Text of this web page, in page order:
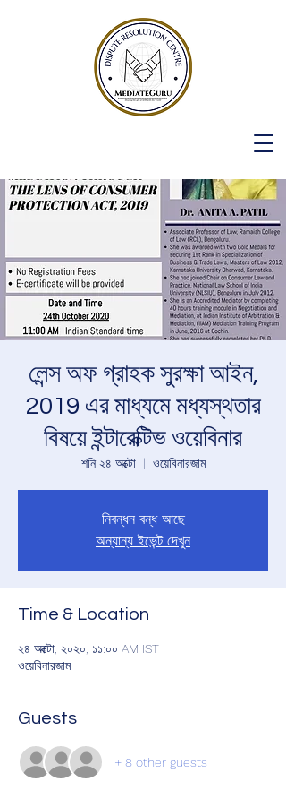
লেন্স অফ গ্রাহক সুরক্ষা আইন,
2019 এর মাধ্যমে মধ্যস্থতার
বিষয়ে ইন্টারেক্টিভ ওয়েবিনার
শনি ২৪ অক্টো
  |
ওয়েবিনারজাম
নিবন্ধন বন্ধ আছে
অন্যান্য ইভেন্ট দেখুন
Time & Location
২৪ অক্টো, ২০২০, ১১:০০ AM IST
ওয়েবিনারজাম
Guests
+ 8 other guests